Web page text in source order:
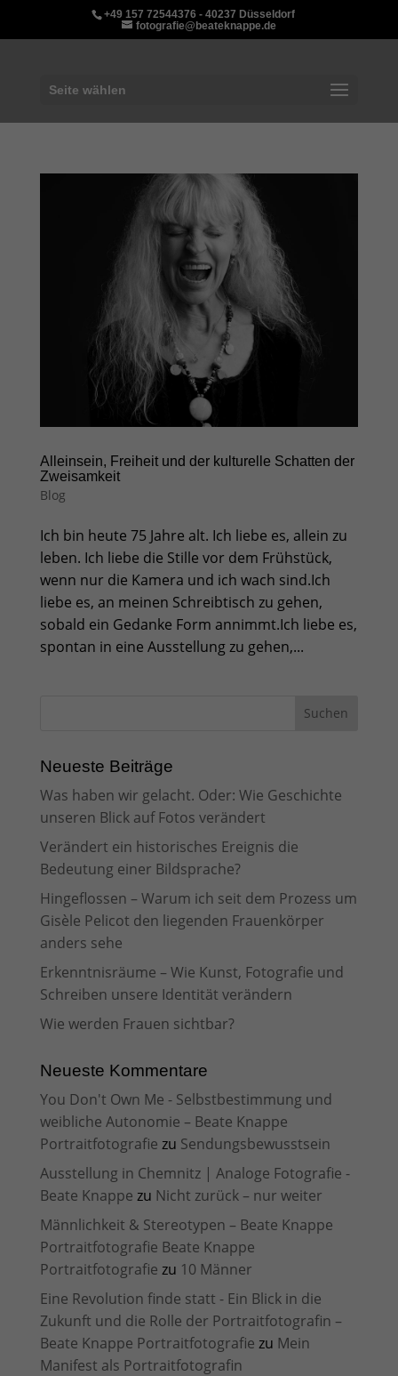
+49 157 72544376 - 40237 Düsseldorf
fotografie@beateknappe.de
Seite wählen
Alleinsein, Freiheit und der kulturelle Schatten der
Zweisamkeit
Blog
Ich bin heute 75 Jahre alt. Ich liebe es, allein zu
leben. Ich liebe die Stille vor dem Frühstück,
wenn nur die Kamera und ich wach sind.Ich
liebe es, an meinen Schreibtisch zu gehen,
sobald ein Gedanke Form annimmt.Ich liebe es,
spontan in eine Ausstellung zu gehen,...
Neueste Beiträge
Was haben wir gelacht. Oder: Wie Geschichte
unseren Blick auf Fotos verändert
Verändert ein historisches Ereignis die
Bedeutung einer Bildsprache?
Hingeflossen – Warum ich seit dem Prozess um
Gisèle Pelicot den liegenden Frauenkörper
anders sehe
Erkenntnisräume – Wie Kunst, Fotografie und
Schreiben unsere Identität verändern
Wie werden Frauen sichtbar?
Neueste Kommentare
You Don't Own Me - Selbstbestimmung und
weibliche Autonomie – Beate Knappe
Portraitfotografie zu Sendungsbewusstsein
Ausstellung in Chemnitz | Analoge Fotografie -
Beate Knappe zu Nicht zurück – nur weiter
Männlichkeit & Stereotypen – Beate Knappe
Portraitfotografie Beate Knappe
Portraitfotografie zu 10 Männer
Eine Revolution finde statt - Ein Blick in die
Zukunft und die Rolle der Portraitfotografin –
Beate Knappe Portraitfotografie zu Mein
Manifest als Portraitfotografin